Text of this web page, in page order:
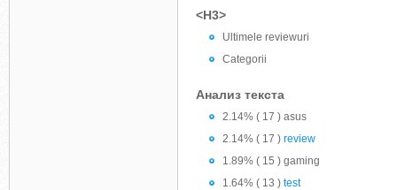
<H3>
Ultimele reviewuri
Categorii
Анализ текста
2.14% ( 17 ) asus
2.14% ( 17 ) review
1.89% ( 15 ) gaming
1.64% ( 13 ) test